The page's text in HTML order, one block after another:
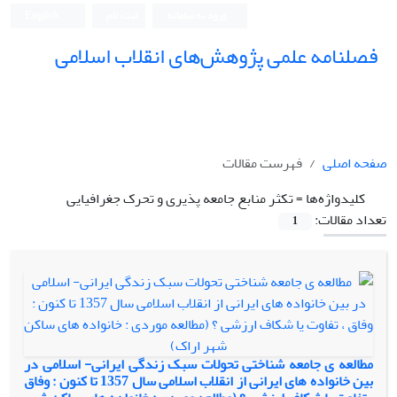
فصلنامه علمی پژوهش‌های انقلاب اسلامی
صفحه اصلی
فهرست مقالات
کلیدواژه‌ها =تکثر منابع جامعه پذیری و تحرک جغرافیایی
تعداد مقالات:
1
مطالعه ی جامعه شناختی تحولات سبک زندگی ایرانی- اسلامی در
بین خانواده های ایرانی از انقلاب اسلامی سال 1357 تا کنون : وفاق